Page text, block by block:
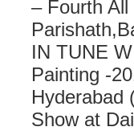
– Fourth
IN TUNE
Painting -
Hyderabad
Show at